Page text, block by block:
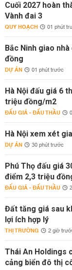
Cuối 2027 hoàn
Vành đai 3
QUY HOẠCH 01 phút
Bắc Ninh giao
đồng
DỰ ÁN 01 phút trước
Hà Nội đấu giá 6
triệu đồng/m2
ĐẤU GIÁ - ĐẤU THẦU
Hà Nội xem xét
DỰ ÁN 30 phút trước
Phú Thọ đấu giá
điểm 2,3 triệu
ĐẤU GIÁ - ĐẤU THẦU
Đất tăng giá sau
lợi ích hợp lý
THỊ TRƯỜNG 2 giờ
Thái An Holdings
cảng biển đô thị